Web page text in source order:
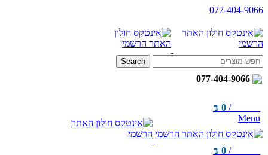
077-404-9066
Search
077-404-9066
/
₪ 0
Menu
/
₪ 0